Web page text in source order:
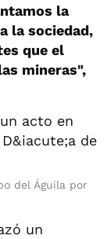
la
la sociedad,
que el
mineras",
del Águila por
un